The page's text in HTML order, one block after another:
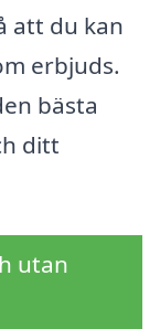
att du kan
erbjuds.
bästa
ditt
utan